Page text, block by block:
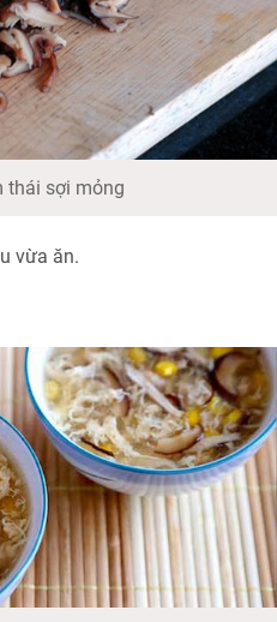
thái sợi mỏng
vừa ăn.